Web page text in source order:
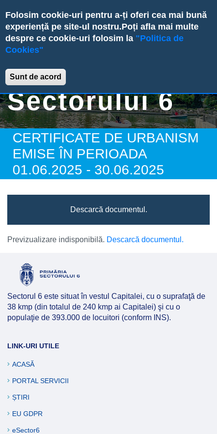
Folosim cookie-uri pentru a-ți oferi cea mai bună
experiență pe site-ul nostru.Poți afla mai multe
despre ce cookie-uri folosim la "Politica de
Cookies"
Sunt de acord
to
main
content
Primăria
Sectorului 6
CERTIFICATE DE URBANISM
EMISE ÎN PERIOADA
01.06.2025 - 30.06.2025
Descarcă documentul.
Previzualizare indisponibilă. Descarcă documentul.
Sectorul 6 este situat în vestul Capitalei, cu o suprafaţă de
38 kmp (din totalul de 240 kmp ai Capitalei) şi cu o
populaţie de 393.000 de locuitori (conform INS).
LINK-URI UTILE
ACASĂ
PORTAL SERVICII
ȘTIRI
EU GDPR
eSector6